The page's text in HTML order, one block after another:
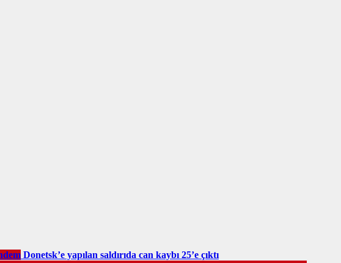
Donetsk’e yapılan saldırıda can kaybı 25’e çıktı